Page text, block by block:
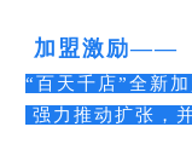
加盟激励——
“百天千店”全新加
强力推动扩张，